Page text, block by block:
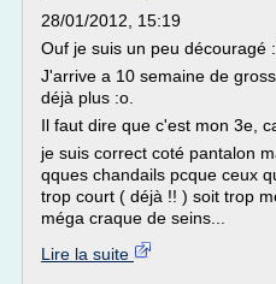
28/01/2012, 15:19
Ouf je suis un peu découragé
J'arrive a 10 semaine de
déjà plus :o.
Il faut dire que c'est mon 3e,
je suis correct coté pantalon
qques chandails pcque ceux
trop court ( déjà !! ) soit trop
méga craque de seins...
Lire la suite